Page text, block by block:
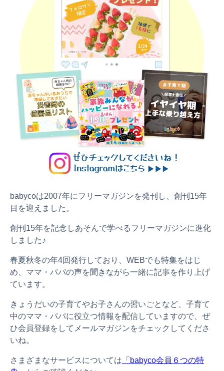
babycoは2007年にフリーマガジンを発刊し、創刊15年
目を迎えました。
創刊15年を記念しあそんで学べるフリーマガジンに進化
しました♪
春夏秋冬の年4回発行しており、WEBでも特集をはじ
め、ママ・パパの声を聞きながら一緒に記事を作り上げ
ています。
きょうだいの子育てやお子さんの習いごとなど、子育て
中のママ・パパに役立つ情報を配信していますので、ぜ
ひ会員登録をしてメールマガジンをチェックしてくださ
いね。
さまざまなサービスについては 「babyco会員６つの特
0歳 2歳 産後
妊娠後期／８〜10ヵ月
キャンペーン 生後10〜11ヵ月